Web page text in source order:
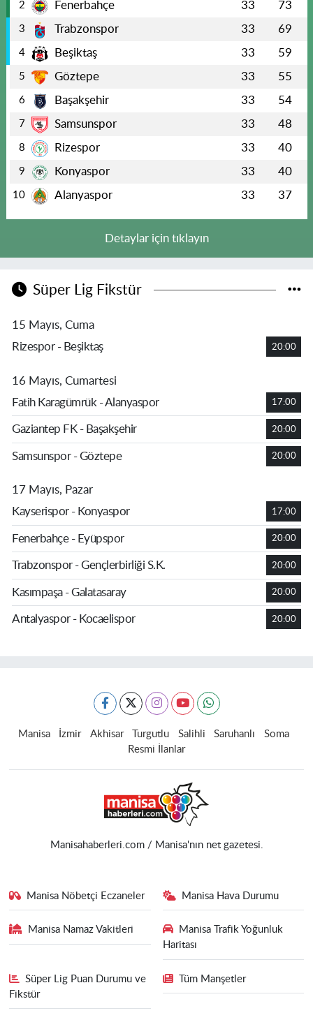
2 Fenerbahçe 33 73
3 Trabzonspor 33 69
4 Beşiktaş 33 59
5 Göztepe 33 55
6 Başakşehir 33 54
7 Samsunspor 33 48
8 Rizespor 33 40
9 Konyaspor 33 40
10 Alanyaspor 33 37
Detaylar için tıklayın
Süper Lig Fikstür
15 Mayıs, Cuma
Rizespor - Beşiktaş
20:00
16 Mayıs, Cumartesi
Fatih Karagümrük - Alanyaspor
17:00
Gaziantep FK - Başakşehir 20:00
Samsunspor - Göztepe 20:00
17 Mayıs, Pazar
Kayserispor - Konyaspor
17:00
Fenerbahçe - Eyüpspor 20:00
Trabzonspor - Gençlerbirliği S.K. 20:00
Kasımpaşa - Galatasaray 20:00
Antalyaspor - Kocaelispor 20:00
Manisa İzmir Akhisar Turgutlu Salihli Saruhanlı
Soma
Resmi İlanlar
Manisahaberleri.com / Manisa'nın net gazetesi.
Manisa Nöbetçi Eczaneler Manisa Hava Durumu
Manisa Namaz Vakitleri
Manisa Trafik Yoğunluk
Haritası
Süper Lig Puan Durumu ve
Fikstür
Tüm Manşetler